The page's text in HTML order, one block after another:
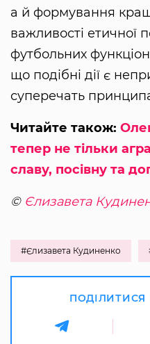
а й формування
важливості етичної
футбольних
що подібні дії є
суперечать
Читайте також:
тепер не тільки
славу, посівну та
© Єлизавета
#Єлизавета Кудиненко